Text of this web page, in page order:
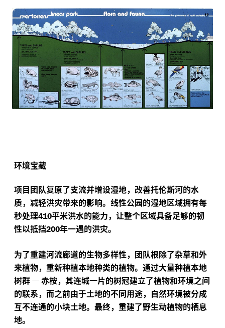
环境宝藏
项目团队复原了支流并增设湿地，改善托伦斯河的水
质，减轻洪灾带来的影响。线性公园的湿地区域拥有每
秒处理410平米洪水的能力，让整个区域具备足够的韧
性以抵挡200年一遇的洪灾。
为了重建河流廊道的生物多样性，团队根除了杂草和外
来植物，重新种植本地种类的植物。通过大量种植本地
树群—赤桉，其连城一片的树冠建立了植物和环境之间
的联系，而之前由于土地的不同用途，自然环境被分成
互不连通的小块土地。最终，重建了野生动植物的栖息
地。